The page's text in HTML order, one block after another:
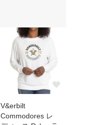
V&erbilt
Commodores レ